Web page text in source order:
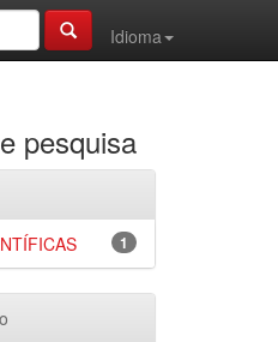
Idioma
pesquisa
1